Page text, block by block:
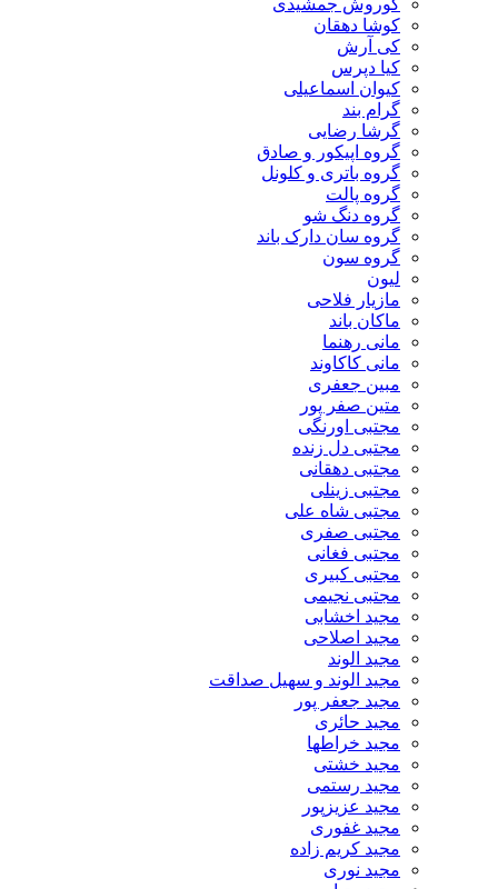
کوشا دهقان
کی آرش
کیا دپرس
کیوان اسماعیلی
گرام بند
گرشا رضایی
گروه اپیکور و صادق
گروه باتری و کلونل
گروه پالت
گروه دنگ شو
گروه سان دارک باند
گروه سون
لیون
مازیار فلاحی
ماکان باند
مانی رهنما
مانی کاکاوند
مبین جعفری
متین صفر پور
مجتبی اورنگی
مجتبی دل زنده
مجتبی دهقانی
مجتبی زینلی
مجتبی شاه علی
مجتبی صفری
مجتبی فغانی
مجتبی کبیری
مجتبی نجیمی
مجید اخشابی
مجید اصلاحی
مجید الوند‎
مجید الوند و سهیل صداقت
مجید جعفر پور
مجید حائری
مجید خراطها
مجید خشتی
مجید رستمی
مجید عزیزپور
مجید غفوری
مجید کریم زاده
مجید نوری